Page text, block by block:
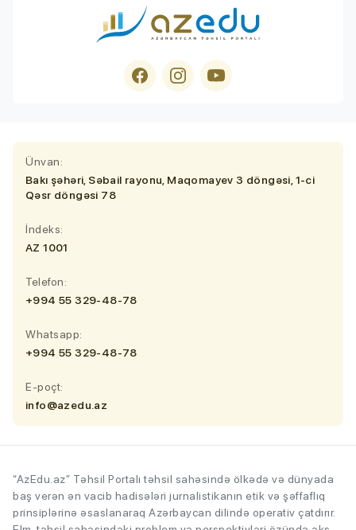
Ünvan:
Bakı şəhəri, Səbail rayonu, Maqomayev 3 döngəsi, 1-ci
Qəsr döngəsi 78
İndeks:
AZ 1001
Telefon:
+994 55 329-48-78
Whatsapp:
+994 55 329-48-78
E-poçt:
info@azedu.az
“AzEdu.az” Təhsil Portalı təhsil sahəsində ölkədə və dünyada
baş verən ən vacib hadisələri jurnalistikanın etik və şəffaflıq
prinsiplərinə əsaslanaraq Azərbaycan dilində operativ çatdırır.